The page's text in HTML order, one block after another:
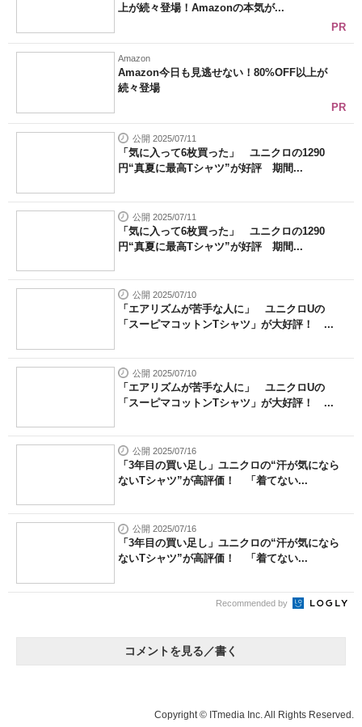
上が続々登場！Amazonの本気が...
PR
Amazon
Amazon今日も見逃せない！80%OFF以上が
続々登場
PR
公開 2025/07/11
「気に入って6枚買った」 ユニクロの1290
円“真夏に最高Tシャツ”が好評 期間...
公開 2025/07/11
「気に入って6枚買った」 ユニクロの1290
円“真夏に最高Tシャツ”が好評 期間...
公開 2025/07/10
「エアリズムが苦手な人に」 ユニクロUの
「スーピマコットンTシャツ」が大好評！ ...
公開 2025/07/10
「エアリズムが苦手な人に」 ユニクロUの
「スーピマコットンTシャツ」が大好評！ ...
公開 2025/07/16
「3年目の買い足し」ユニクロの“汗が気になら
ないTシャツ”が高評価！ 「着てない...
公開 2025/07/16
「3年目の買い足し」ユニクロの“汗が気になら
ないTシャツ”が高評価！ 「着てない...
Recommended by
コメントを見る／書く
Copyright © ITmedia Inc. All Rights Reserved.